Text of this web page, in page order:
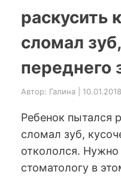
раскусить
сломал
переднего
Автор: Галина | 10.01.2018
Ребенок пытался
сломал зуб,
откололся.
стоматологу в